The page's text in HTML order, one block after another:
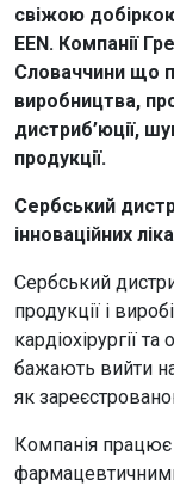
свіжою
EEN. Компанії
Словаччини що
виробництва,
дистриб’юції,
продукції.
Сербський
інноваційних
Сербський
продукції і
кардіохірургії
бажають вийти
як
Компанія працює